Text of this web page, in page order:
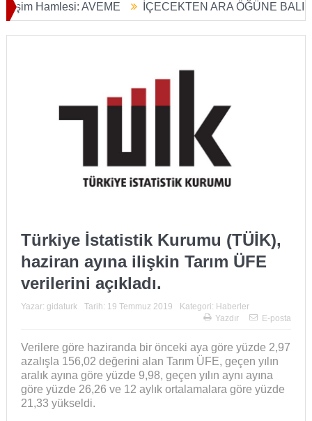
Hamlesi: AVEME İÇECEKTEN ARA ÖĞÜNE BALIN
Dönüşümü Başladı
Türkiye İstatistik Kurumu (TÜİK),
haziran ayına ilişkin Tarım ÜFE
verilerini açıkladı.
Yazar: gidaturk Tarih: 19 Temmuz 2019 Kategori: Haberler
Yazdır
E-posta
Verilere göre haziranda bir önceki aya göre yüzde 2,97
azalışla 156,02 değerini alan Tarım ÜFE, geçen yılın
aralık ayına göre yüzde 9,98, geçen yılın aynı ayına
göre yüzde 26,26 ve 12 aylık ortalamalara göre yüzde
21,33 yükseldi.